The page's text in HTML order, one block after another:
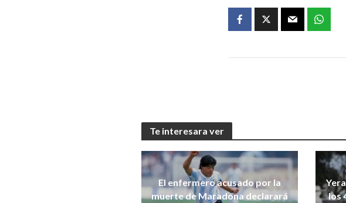
Te interesara ver
El enfermero acusado por la
muerte de Maradona declarará
los